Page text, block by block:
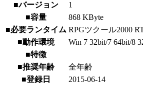
■バージョン
1
■容量
868 KByte
■必要ランタイム RPGツクール2000
■動作環境
Win 7 32bit/7 64bit/8
■特徴
■推奨年齢
全年齢
■登録日
2015-06-14